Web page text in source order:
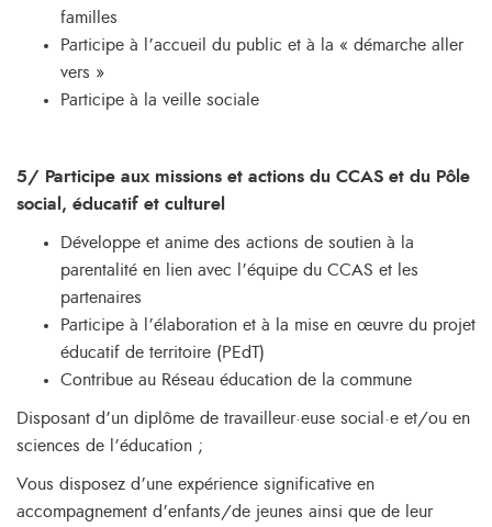
familles
Participe à l’accueil du public et à la « démarche aller
vers »
Participe à la veille sociale
5/ Participe aux missions et actions du CCAS et du Pôle
social, éducatif et culturel
Développe et anime des actions de soutien à la
parentalité en lien avec l’équipe du CCAS et les
partenaires
Participe à l’élaboration et à la mise en œuvre du projet
éducatif de territoire (PEdT)
Contribue au Réseau éducation de la commune
Disposant d’un diplôme de travailleur·euse social·e et/ou en
sciences de l’éducation ;
Vous disposez d’une expérience significative en
accompagnement d’enfants/de jeunes ainsi que de leur